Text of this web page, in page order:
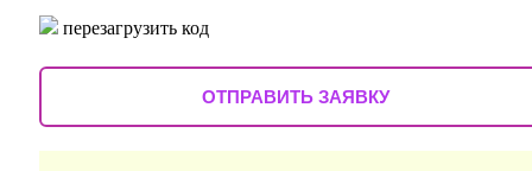
перезагрузить код